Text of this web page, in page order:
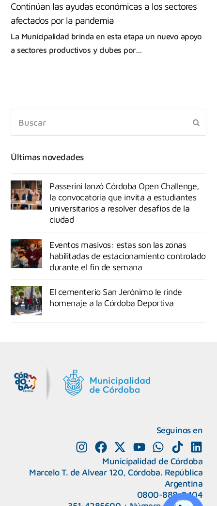
Continúan las ayudas económicas a los sectores
afectados por la pandemia
La Municipalidad brinda en esta etapa un nuevo apoyo
a sectores productivos y clubes por…
Últimas novedades
Passerini lanzó Córdoba Open Challenge,
la convocatoria que invita a estudiantes
universitarios a resolver desafíos de la
ciudad
Eventos masivos: estas son las zonas
habilitadas de estacionamiento controlado
durante el fin de semana
El cementerio San Jerónimo le rinde
homenaje a la Córdoba Deportiva
Seguinos en
Municipalidad de Córdoba
Marcelo T. de Alvear 120, Córdoba. República
Argentina
0800-888-0404